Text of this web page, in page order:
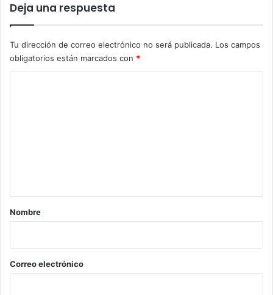
Deja una respuesta
Tu dirección de correo electrónico no será publicada. Los campos
obligatorios están marcados con *
r
*
Nombre
Correo electrónico